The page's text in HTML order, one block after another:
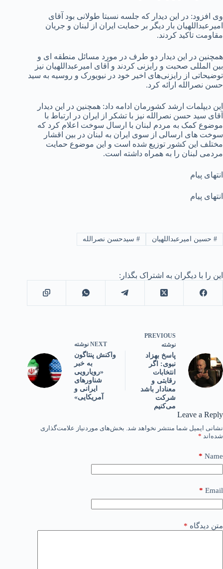
وی افزود: در این دیدار که جلسه نسبتا طولانی بود آقای
امیرعبداللهیان بار دیگر بر حمایت ایران از لبنان و جریان
مقاومت تاکید کردند.
همچنین در این دیدار دو طرف در مورد مسائل منطقه ای و
بین المللی صحبت و رایزنی کردند و آقای امیرعبداللهیان نیز
توضیحاتی از رایزنی‌های اخیر خود در نیویورک و روسیه به سید
حسن نصرالله ارائه کرد.
این دیپلمات ارشد کشورمان ادامه داد: همچنین در این دیدار
آقای سید حسن نصرالله نیز با تشکر از ایران در ارتباط با
موضوع کمک به مردم لبنان با ارسال سوخت اعلام کرد که
سوخت های ارسالی از سوی ایران به لبنان در بین اقشار
مختلف این کشور توزیع شده است و این موضوع حمایت
مردمی لبنان را به همراه داشته است.
انتهای پیام
انتهای پیام
#حسین امیرعبداللهیان #سیدحسن نصرالله
این را با دیگران به اشتراک بگذار:
PREVIOUS
نوشته
پاسخ بهزاد
نبوی: اگر
انتخابات
رقابتی و
معنادار باشد
شرکت
می‌کنیم
NEXT نوشته
واکنش پنتاگون
به خبر
«رویارویی
شناورهای
ایرانی و
آمریکایی»
Leave a Reply
نشانی ایمیل شما منتشر نخواهد شد. بخش‌های موردنیاز علامت‌گذاری
شده‌اند *
Name
*
Email
*
متن دیدگاه *